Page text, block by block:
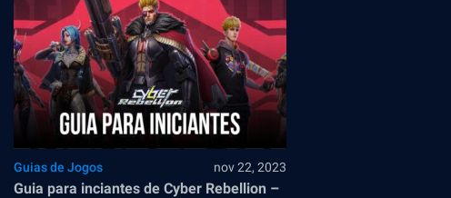
Guias de Jogos nov 22, 2023
Guia para inciantes de Cyber Rebellion –